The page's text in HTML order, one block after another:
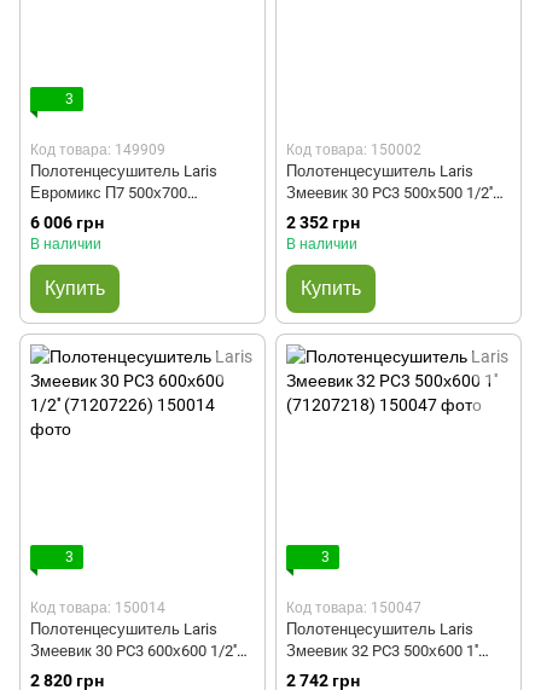
3
Код товара: 149909
Полотенцесушитель Laris
Евромикс П7 500х700
(71207572)
6 006 грн
В наличии
Купить
Код товара: 150002
Полотенцесушитель Laris
Змеевик 30 PC3 500х500 1/2''
(71207210)
2 352 грн
В наличии
Купить
3
Код товара: 150014
Полотенцесушитель Laris
Змеевик 30 PC3 600х600 1/2''
(71207226)
2 820 грн
3
Код товара: 150047
Полотенцесушитель Laris
Змеевик 32 PC3 500х600 1''
(71207218)
2 742 грн